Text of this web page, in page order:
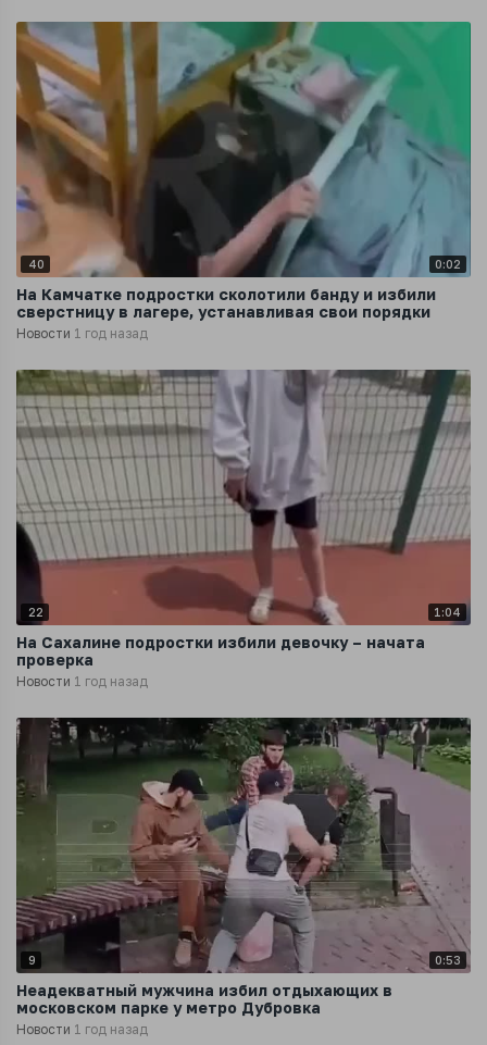
40 0:02
На Камчатке подростки сколотили банду и избили
сверстницу в лагере, устанавливая свои порядки
Новости 1 год назад
22 1:04
На Сахалине подростки избили девочку – начата
проверка
Новости 1 год назад
9 0:53
Неадекватный мужчина избил отдыхающих в
московском парке у метро Дубровка
Новости 1 год назад